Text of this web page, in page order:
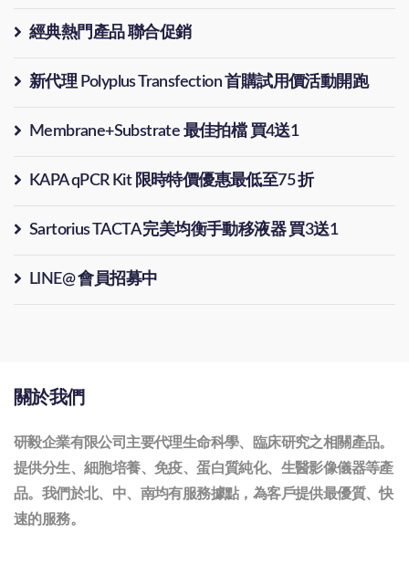
經典熱門產品 聯合促銷
新代理 Polyplus Transfection 首購試用價活動開跑
Membrane+Substrate 最佳拍檔 買4送1
KAPA qPCR Kit 限時特價優惠最低至75 折
Sartorius TACTA 完美均衡手動移液器 買3送1
LINE@ 會員招募中
關於我們
研毅企業有限公司主要代理生命科學、臨床研究之相關產品。
提供分生、細胞培養、免疫、蛋白質純化、生醫影像儀器等產
品。我們於北、中、南均有服務據點，為客戶提供最優質、快
速的服務。